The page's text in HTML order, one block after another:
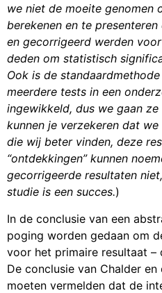
we niet de moeite genomen
berekenen en te
en gecorrigeerd werden
deden om statistisch
Ook is de
meerdere tests in een
ingewikkeld, dus we gaan
kunnen je verzekeren dat
die wij beter vinden, deze
“ontdekkingen” kunnen
gecorrigeerde resultaten
studie is een succes.)
In de conclusie van een
poging worden gedaan om
voor het primaire resultaat –
De conclusie van Chalder en
moeten vermelden dat de